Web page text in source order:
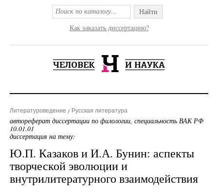
Найти
Как заказать диссертацию?
Литературоведение Русская литература
автореферат диссертации по филологии, специальность ВАК РФ
10.01.01
диссертация на тему:
Ю.П. Казаков и И.А. Бунин: аспекты
творческой эволюции и
внутрилитературного взаимодействия